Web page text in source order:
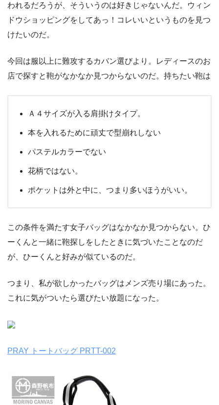
われるだろうが、そういうのは好きじゃないんだ。ウィン
ドウショッピングをしてあっ！コレいいというものを見つ
けたいのだ。
今回は服以上に難攻するカバン選びより。レディースのお
店で探すと鞄がなかなか見つからないのだ。持ちたい鞄は
Ａ４サイズが入る肩掛けタイプ。
本を入れるために頑丈で型崩れしない
パステルカラーでない
花柄ではない。
ポケットは外と中に、つまり多いほうがいい。
この条件を満たす女子バッグはなかなか見つからない。ひ
ーくんと一緒に鞄探しをしたときに気づいたことなのだ
が、ひーくんと好みが似ているのだ。
つまり、私が欲しかったバッグはメンズ売り場にあった。
これに気がついたら選びたい放題になった。
PRAY トートバッグ PRTT-002